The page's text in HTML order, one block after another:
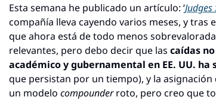
Esta semana he publicado un artículo: ‘
compañía lleva cayendo varios meses, y
que ahora está de todo menos
relevantes, pero debo decir que las caídas
académico y gubernamental en EE. UU.
que persistan por un tiempo), y la
un modelo compounder roto, pero creo que